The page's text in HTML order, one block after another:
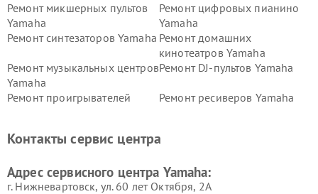
Ремонт микшерных пультов
Yamaha
Ремонт цифровых пианино
Yamaha
Ремонт синтезаторов Yamaha Ремонт домашних
кинотеатров Yamaha
Ремонт музыкальных центров
Yamaha
Ремонт DJ-пультов Yamaha
Ремонт проигрывателей
Ремонт ресиверов Yamaha
Yamaha
Yamaha
Контакты сервис центра
Адрес сервисного центра Yamaha:
г. Нижневартовск, ул. 60 лет Октября, 2А